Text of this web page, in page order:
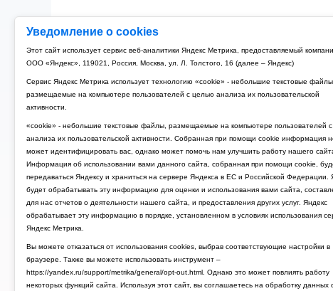
Уведомление о cookies
Этот сайт использует сервис веб-аналитики Яндекс Метрика, предоставляемый
ООО «Яндекс», 119021, Россия, Москва, ул. Л. Толстого, 16 (далее – Яндекс)
Сервис Яндекс Метрика использует технологию «cookie» - небольшие текстовые файлы,
размещаемые на компьютере пользователей с целью анализа их пользовательской
активности.
«cookie» - небольшие текстовые файлы, размещаемые на компьютере пользователей
анализа их пользовательской активности. Собранная при помощи cookie информация
может идентифицировать вас, однако может помочь нам улучшить работу нашего
Информация об использовании вами данного сайта, собранная при помощи cookie,
передаваться Яндексу и храниться на сервере Яндекса в ЕС и Российской Федерации.
будет обрабатывать эту информацию для оценки и использования вами сайта,
для нас отчетов о деятельности нашего сайта, и предоставления других услуг. Яндекс
обрабатывает эту информацию в порядке, установленном в условиях использования
Яндекс Метрика.
Вы можете отказаться от использования cookies, выбрав соответствующие настройки в
браузере. Также вы можете использовать инструмент –
https://yandex.ru/support/metrika/general/opt-out.html. Однако это может повлиять работу
некоторых функций сайта. Используя этот сайт, вы соглашаетесь на обработку данных